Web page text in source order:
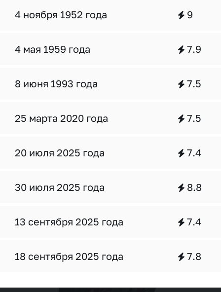
4 ноября 1952 года 9
4 мая 1959 года 7.9
8 июня 1993 года 7.5
25 марта 2020 года 7.5
20 июля 2025 года 7.4
30 июля 2025 года 8.8
13 сентября 2025 года 7.4
18 сентября 2025 года 7.8